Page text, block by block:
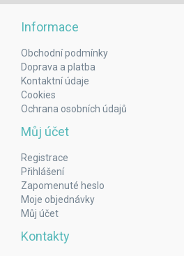
Informace
Obchodní podmínky
Doprava a platba
Kontaktní údaje
Cookies
Ochrana osobních údajů
Můj účet
Registrace
Přihlášení
Zapomenuté heslo
Moje objednávky
Můj účet
Kontakty